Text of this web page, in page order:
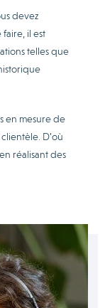
devez
il est
telles que
en mesure de
D’où
réalisant des